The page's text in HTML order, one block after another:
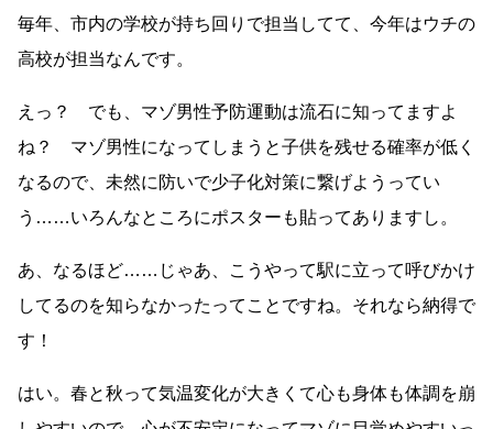
毎年、市内の学校が持ち回りで担当してて、今年はウチの
高校が担当なんです。
えっ？ でも、マゾ男性予防運動は流石に知ってますよ
ね？ マゾ男性になってしまうと子供を残せる確率が低く
なるので、未然に防いで少子化対策に繋げようってい
う……いろんなところにポスターも貼ってありますし。
あ、なるほど……じゃあ、こうやって駅に立って呼びかけ
してるのを知らなかったってことですね。それなら納得で
す！
はい。春と秋って気温変化が大きくて心も身体も体調を崩